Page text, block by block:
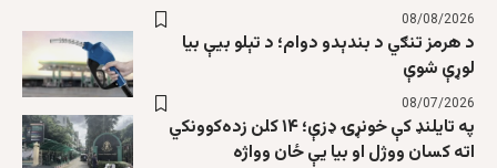
08/08/2026
د هرمز تنګي د بندېدو دوام؛ د تېلو بیې بیا
لوړې شوې
08/07/2026
په تایلنډ کې خونړۍ ډزې؛ ۱۴ کلن زده‌کوونکي
اته کسان ووژل او بیا یې ځان وواژه